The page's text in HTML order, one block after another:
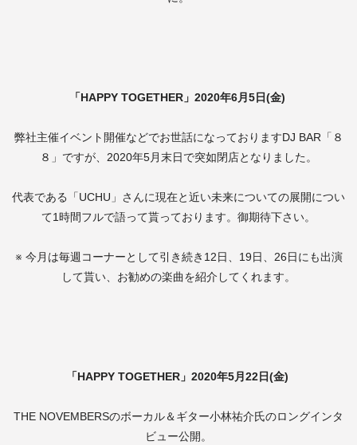
「HAPPY TOGETHER」2020年6月5日(金)
弊社主催イベント開催などでお世話になっておりますDJ BAR「８
８」ですが、2020年5月末日で突如閉店となりました。
代表である「UCHU」さんに現在と近い未来についての展開につい
て1時間フルで語って貰っております。御期待下さい。
※ 今月は毎週コーナーとして引き続き12日、19日、26日にも出演
して貰い、お勧めの楽曲を紹介してくれます。
「HAPPY TOGETHER」2020年5月22日(金)
THE NOVEMBERSのボーカル＆ギター小林祐介氏のロングインタ
ビュー公開。